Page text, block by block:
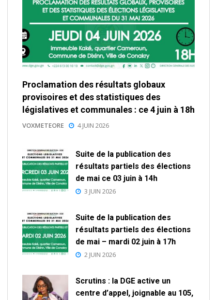
Proclamation des résultats globaux
provisoires et des statistiques des
législatives et communales : ce 4 juin à 18h
VOXMETEORE 4 JUIN 2026
Suite de la publication des
résultats partiels des élections
de mai ce 03 juin à 14h
3 JUIN 2026
Suite de la publication des
résultats partiels des élections
de mai – mardi 02 juin à 17h
2 JUIN 2026
Scrutins : la DGE active un
centre d’appel, joignable au 105,